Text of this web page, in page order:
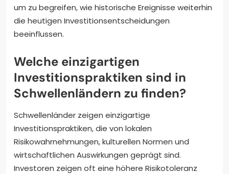
um zu begreifen, wie historische Ereignisse weiterhin
die heutigen Investitionsentscheidungen
beeinflussen.
Welche einzigartigen
Investitionspraktiken sind in
Schwellenländern zu finden?
Schwellenländer zeigen einzigartige
Investitionspraktiken, die von lokalen
Risikowahrnehmungen, kulturellen Normen und
wirtschaftlichen Auswirkungen geprägt sind.
Investoren zeigen oft eine höhere Risikotoleranz